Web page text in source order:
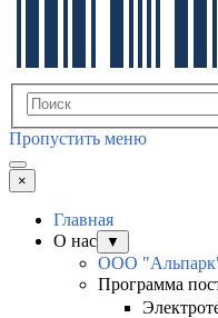
Пропустить меню
×
Главная
О нас
▼
ООО
Программа